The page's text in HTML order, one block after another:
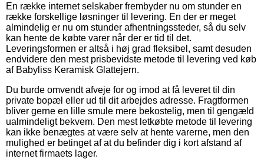
En række internet selskaber frembyder nu om stunder en
række forskellige løsninger til levering. En der er meget
almindelig er nu om stunder afhentningssteder, så du selv
kan hente de købte varer når der er tid til det.
Leveringsformen er altså i høj grad fleksibel, samt desuden
endvidere den mest prisbevidste metode til levering ved køb
af Babyliss Keramisk Glattejern.
Du burde omvendt afveje for og imod at få leveret til din
private bopæl eller ud til dit arbejdes adresse. Fragtformen
bliver gerne en lille smule mere bekostelig, men til gengæld
ualmindeligt bekvem. Den mest letkøbte metode til levering
kan ikke benægtes at være selv at hente varerne, men den
mulighed er betinget af at du befinder dig i kort afstand af
internet firmaets lager.